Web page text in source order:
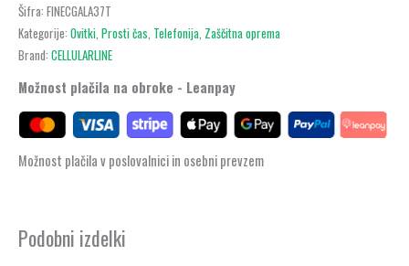
Šifra: FINECGALA37T
Kategorije: Ovitki Prosti čas Telefonija Zaščitna oprema
Brand: CELLULARLINE
Možnost plačila na obroke - Leanpay
Možnost plačila v poslovalnici in osebni prevzem
Podobni izdelki